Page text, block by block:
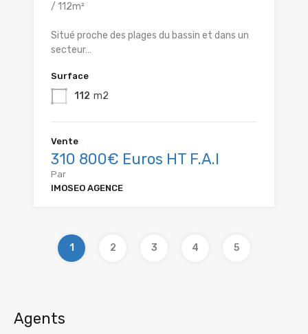
/ 112m²
Situé proche des plages du bassin et dans un
secteur…
Surface
112 m2
Vente
310 800€ Euros HT F.A.I
Par
IMOSEO AGENCE
1 2 3 4 5
Agents